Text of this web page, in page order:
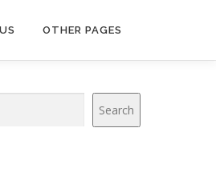
OTHER PAGES
Search